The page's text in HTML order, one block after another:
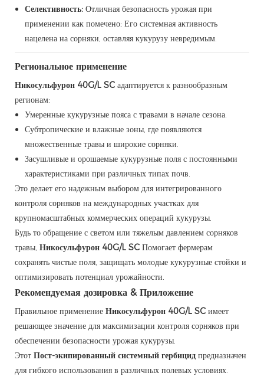
Селективность: Отличная безопасность урожая при
применении как помечено; Его системная активность
нацелена на сорняки, оставляя кукурузу невредимым.
Региональное применение
Никосульфурон 40G/L SC адаптируется к разнообразным
регионам:
Умеренные кукурузные пояса с травами в начале сезона.
Субтропические и влажные зоны, где появляются
множественные травы и широкие сорняки.
Засушливые и орошаемые кукурузные поля с постоянными
характеристиками при различных типах почв.
Это делает его надежным выбором для интегрированного
контроля сорняков на международных участках для
крупномасштабных коммерческих операций кукурузы.
Будь то обращение с светом или тяжелым давлением сорняков
травы, Никосульфурон 40G/L SC Помогает фермерам
сохранять чистые поля, защищать молодые кукурузные стойки и
оптимизировать потенциал урожайности.
Рекомендуемая дозировка & Приложение
Правильное применение Никосульфурон 40G/L SC имеет
решающее значение для максимизации контроля сорняков при
обеспечении безопасности урожая кукурузы.
Этот Пост-экипированный системный гербицид предназначен
для гибкого использования в различных полевых условиях.